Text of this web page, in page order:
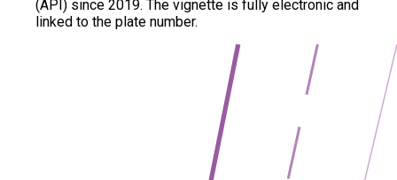
(API) since 2019. The vignette is fully electronic and
linked to the plate number.